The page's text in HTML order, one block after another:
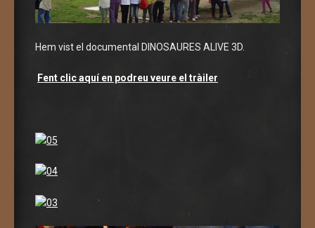
Hem vist el documental DINOSAURES ALIVE 3D.
Fent clic aquí en podreu veure el tràiler